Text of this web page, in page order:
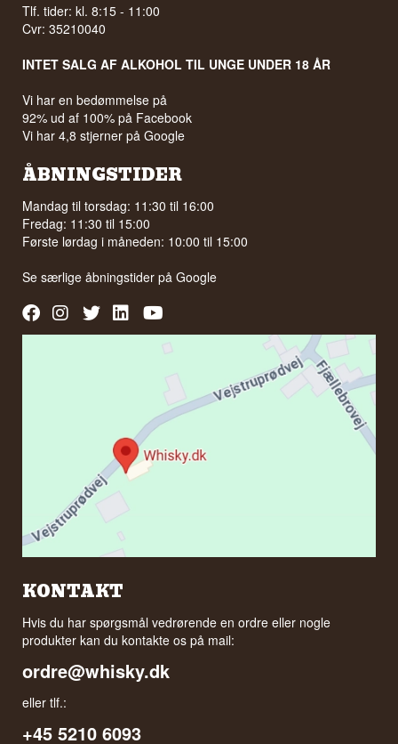
Tlf. tider: kl. 8:15 - 11:00
Cvr: 35210040
INTET SALG AF ALKOHOL TIL UNGE UNDER 18 ÅR
Vi har en bedømmelse på
92% ud af 100% på Facebook
Vi har 4,8 stjerner på Google
ÅBNINGSTIDER
Mandag til torsdag: 11:30 til 16:00
Fredag: 11:30 til 15:00
Første lørdag i måneden: 10:00 til 15:00
Se særlige åbningstider påGoogle
KONTAKT
Hvis du har spørgsmål vedrørende en ordre eller nogle
produkter kan du kontakte os på mail:
ordre@whisky.dk
eller tlf.:
+45 5210 6093